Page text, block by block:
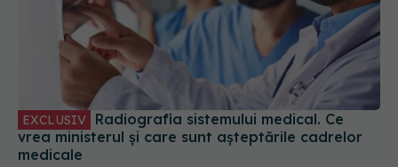
EXCLUSIV Radiografia sistemului medical. Ce
vrea ministerul și care sunt așteptările cadrelor
20 sep 2025, 14:44